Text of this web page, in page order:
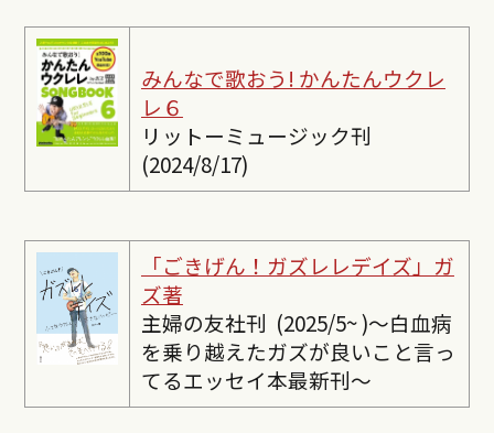
みんなで歌おう! かんたんウクレ
レ６
リットーミュージック刊
(2024/8/17)
「ごきげん！ガズレレデイズ」ガ
ズ著
主婦の友社刊 (2025/5~ )〜白血病
を乗り越えたガズが良いこと言っ
てるエッセイ本最新刊〜